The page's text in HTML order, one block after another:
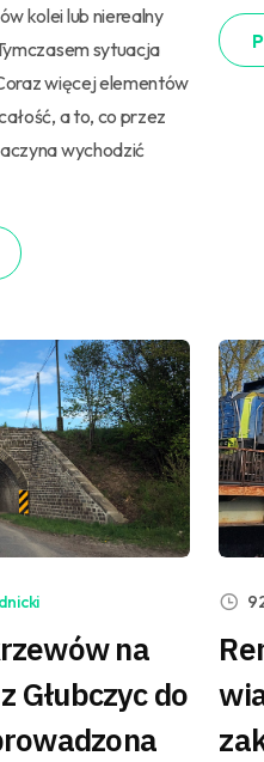
kolei lub nierealny
sytuacja
więcej elementów
a to, co przez
wychodzić
na
Głubczyc do